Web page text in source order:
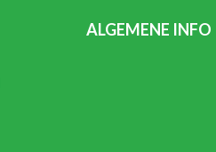
ALGEMENE INFO